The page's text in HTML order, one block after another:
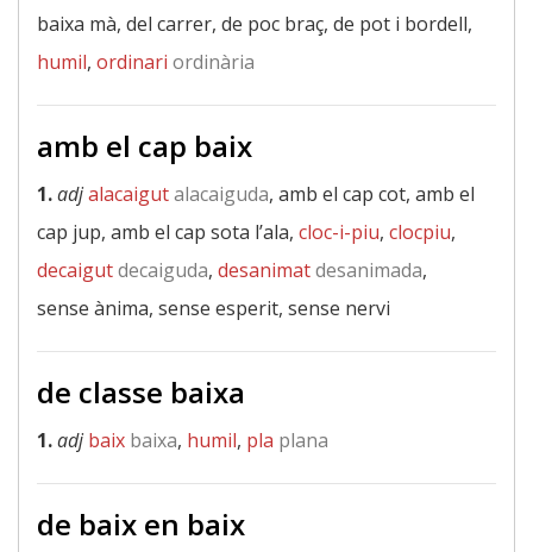
baixa mà, del carrer, de poc braç, de pot i bordell,
humil, ordinari ordinària
amb el cap baix
1.adjalacaigutalacaiguda, amb el cap cot, amb el
cap jup, amb el cap sota l’ala, cloc-i-piu, clocpiu,
decaigutdecaiguda, desanimatdesanimada,
sense ànima, sense esperit, sense nervi
de classe baixa
1.adj baix baixa, humil, pla plana
de baix en baix